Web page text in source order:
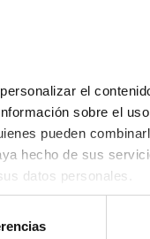
el
sobre el
pueden
datos personales.